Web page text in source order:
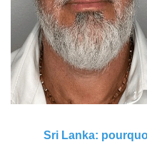
Sri Lanka: